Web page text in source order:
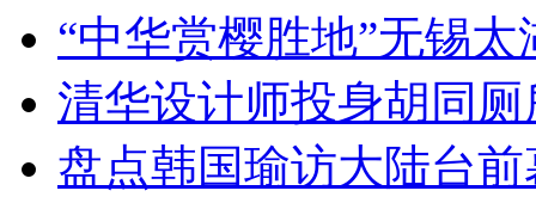
“中华赏樱胜地”无锡
清华设计师投身胡同
盘点韩国瑜访大陆台